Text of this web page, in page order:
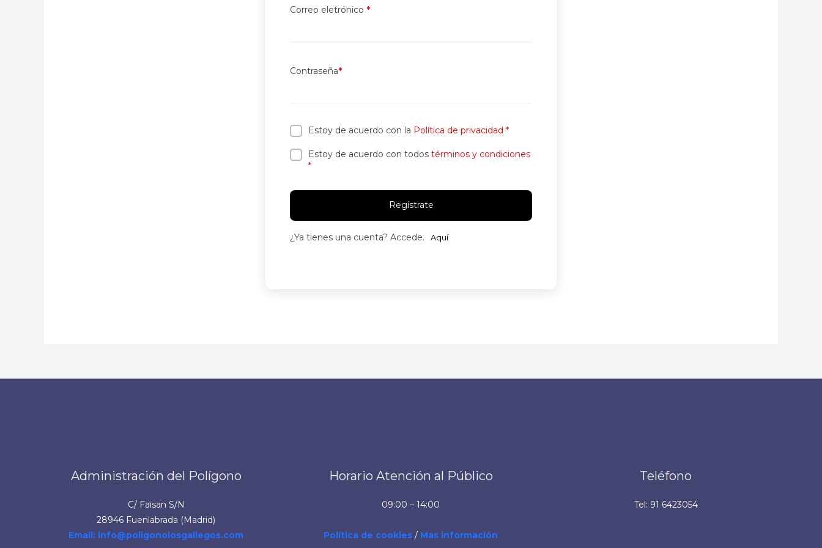
Correo eletrónico *
Contraseña*
Estoy de acuerdo con la Política de privacidad *
Estoy de acuerdo con todos términos y condiciones
*
Regístrate
¿Ya tienes una cuenta? Accede. Aquí
Administración del Polígono
C/ Faisan S/N
28946 Fuenlabrada (Madrid)
Email: info@poligonolosgallegos.com
Horario Atención al Público
09:00 – 14:00
Política de cookies / Mas información
Teléfono
Tel: 91 6423054